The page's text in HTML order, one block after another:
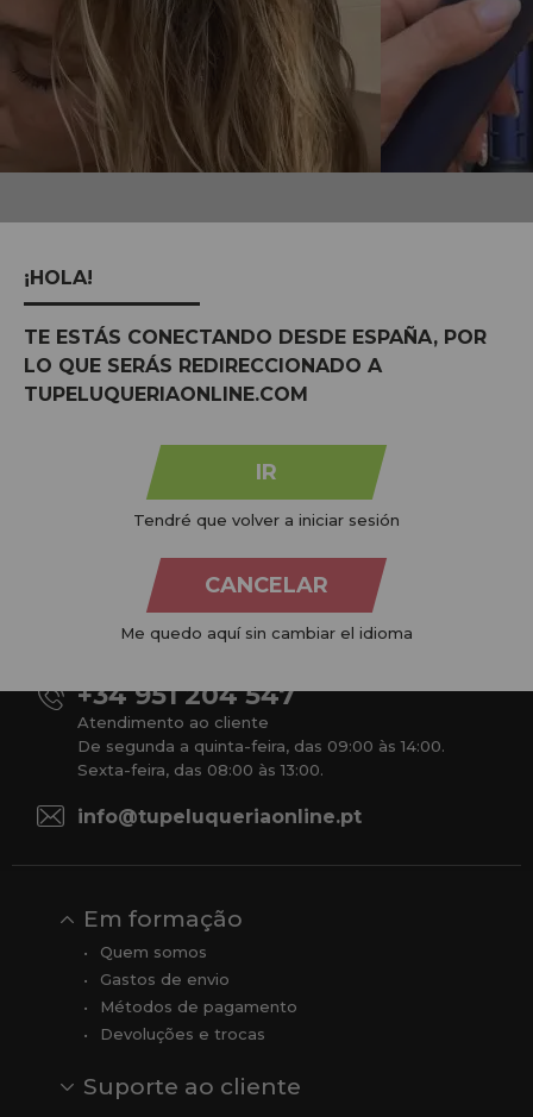
Tu Peluquería Online S.L.U.
dedicamo-nos à venda de
produtos para cabeleireiro e beleza, oferecendo uma vasta
gama ao seu alcance económico e profissional. Temos preços
competitivos e estamos sempre à sua disposição.
+34 951 204 547
Atendimento ao cliente
De segunda a quinta-feira, das 09:00 às 14:00.
Sexta-feira, das 08:00 às 13:00.
info@tupeluqueriaonline.pt
Em formação
Quem somos
Gastos de envio
Métodos de pagamento
Devoluções e trocas
Suporte ao cliente
¡HOLA!
TE ESTÁS CONECTANDO DESDE ESPAÑA, POR
LO QUE SERÁS REDIRECCIONADO A
TUPELUQUERIAONLINE.COM
IR
Tendré que volver a iniciar sesión
CANCELAR
Me quedo aquí sin cambiar el idioma